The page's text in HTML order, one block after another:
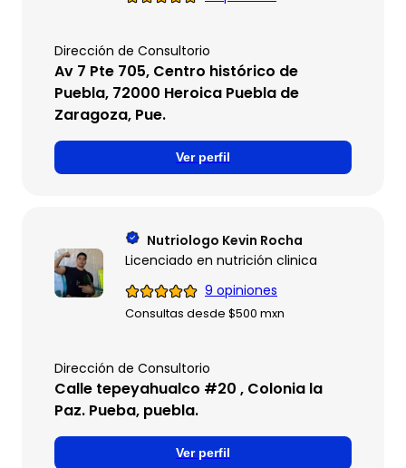
Dirección de Consultorio
Av 7 Pte 705, Centro histórico de
Puebla, 72000 Heroica Puebla de
Zaragoza, Pue.
Ver perfil
Nutriologo Kevin Rocha
Licenciado en nutrición clinica
9 opiniones
Consultas desde $500 mxn
Dirección de Consultorio
Calle tepeyahualco #20 , Colonia la
Paz. Pueba, puebla.
Ver perfil